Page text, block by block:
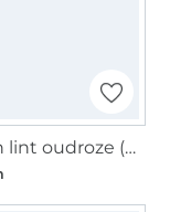
Satijnen lint oudroze (40 mm)